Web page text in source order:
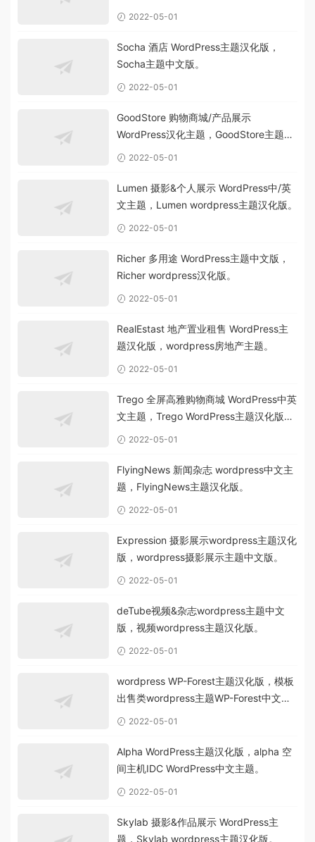
2022-05-01
Socha 酒店 WordPress主题汉化版，
Socha主题中文版。
2022-05-01
GoodStore 购物商城/产品展示
WordPress汉化主题，GoodStore主题中
文版。
2022-05-01
Lumen 摄影&个人展示 WordPress中/英
文主题，Lumen wordpress主题汉化版。
2022-05-01
Richer 多用途 WordPress主题中文版，
Richer wordpress汉化版。
2022-05-01
RealEstast 地产置业租售 WordPress主
题汉化版，wordpress房地产主题。
2022-05-01
Trego 全屏高雅购物商城 WordPress中英
文主题，Trego WordPress主题汉化版
v2.3。
2022-05-01
FlyingNews 新闻杂志 wordpress中文主
题，FlyingNews主题汉化版。
2022-05-01
Expression 摄影展示wordpress主题汉化
版，wordpress摄影展示主题中文版。
2022-05-01
deTube视频&杂志wordpress主题中文
版，视频wordpress主题汉化版。
2022-05-01
wordpress WP-Forest主题汉化版，模板
出售类wordpress主题WP-Forest中文
版。
2022-05-01
Alpha WordPress主题汉化版，alpha 空
间主机IDC WordPress中文主题。
2022-05-01
Skylab 摄影&作品展示 WordPress主
题，Skylab wordpress主题汉化版。